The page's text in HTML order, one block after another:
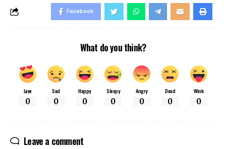
Facebook
What do you think?
Love
0
Sad
0
Happy
0
Sleepy
0
Angry
0
Dead
0
Wink
0
Leave a comment